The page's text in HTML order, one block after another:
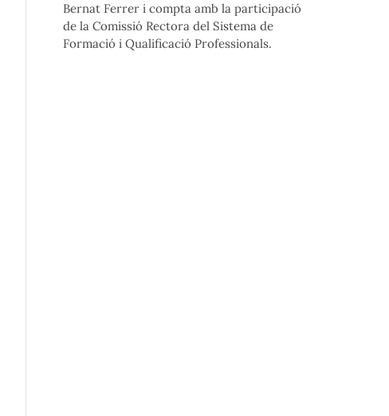
Bernat Ferrer i compta amb la participació
de la Comissió Rectora del Sistema de
Formació i Qualificació Professionals.